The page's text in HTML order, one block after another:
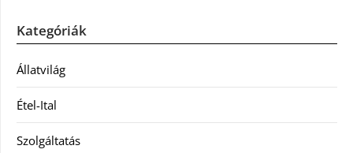
Kategóriák
Állatvilág
Étel-Ital
Szolgáltatás